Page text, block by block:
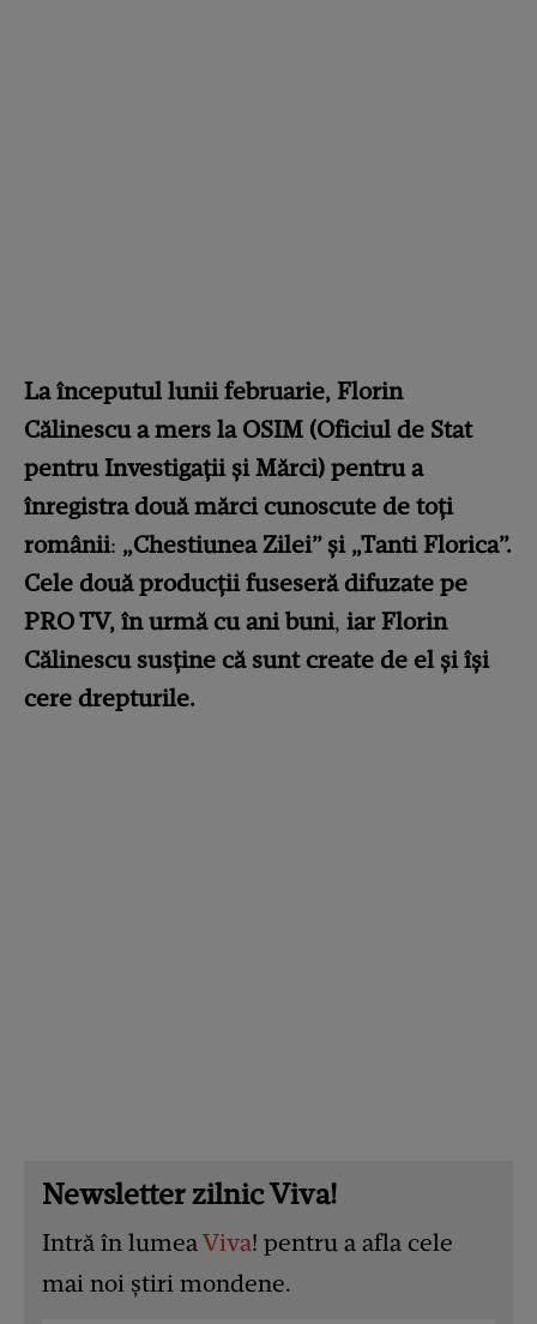
La începutul lunii februarie, Florin
Călinescu a mers la OSIM (Oficiul de Stat
pentru Investigații și Mărci) pentru a
înregistra două mărci cunoscute de toți
românii: „Chestiunea Zilei” și „Tanti Florica”.
Cele două producții fuseseră difuzate pe
PRO TV, în urmă cu ani buni, iar Florin
Călinescu susține că sunt create de el și își
cere drepturile.
Newsletter zilnic Viva!
Intră în lumeaViva! pentru a afla cele
mai noi știri mondene.